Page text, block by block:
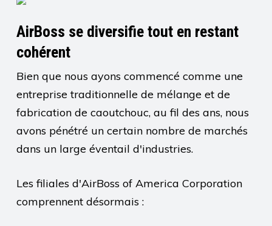
AirBoss se diversifie tout en restant
cohérent
Bien que nous ayons commencé comme une
entreprise traditionnelle de mélange et de
fabrication de caoutchouc, au fil des ans, nous
avons pénétré un certain nombre de marchés
dans un large éventail d'industries.
Les filiales d'AirBoss of America Corporation
comprennent désormais :